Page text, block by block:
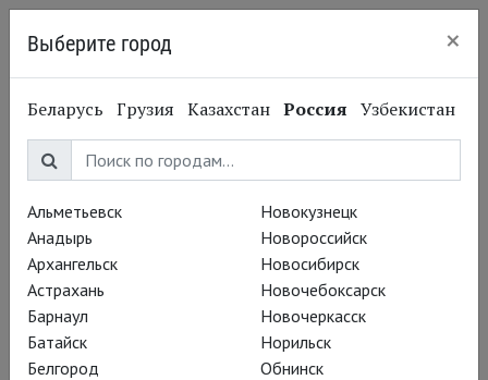
Выберите город ×
Беларусь Грузия Казахстан Россия Узбекистан
Альметьевск
Анадырь
Архангельск
Астрахань
Барнаул
Батайск
Белгород
Новокузнецк
Новороссийск
Новосибирск
Новочебоксарск
Новочеркасск
Норильск
Обнинск